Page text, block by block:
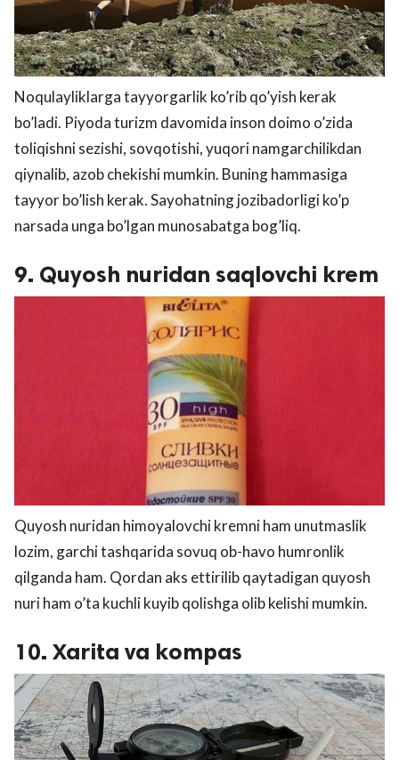
Noqulayliklarga tayyorgarlik ko’rib qo’yish kerak
bo’ladi. Piyoda turizm davomida inson doimo o’zida
toliqishni sezishi, sovqotishi, yuqori namgarchilikdan
qiynalib, azob chekishi mumkin. Buning hammasiga
tayyor bo’lish kerak. Sayohatning jozibadorligi ko’p
narsada unga bo’lgan munosabatga bog’liq.
9. Quyosh nuridan saqlovchi krem
Quyosh nuridan himoyalovchi kremni ham unutmaslik
lozim, garchi tashqarida sovuq ob-havo humronlik
qilganda ham. Qordan aks ettirilib qaytadigan quyosh
nuri ham o’ta kuchli kuyib qolishga olib kelishi mumkin.
10. Xarita va kompas